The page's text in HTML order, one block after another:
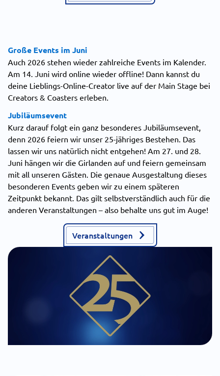
Große Events im Juni
Auch 2026 stehen wieder zahlreiche Events im Kalender.
Am 14. Juni wird online wieder offline! Dann kannst du
deine Lieblings-Online-Creator live auf der Main Stage bei
Creators & Coasters erleben.
Jubiläumsevent
Kurz darauf folgt ein ganz besonderes Jubiläumsevent,
denn 2026 feiern wir unser 25-jähriges Bestehen. Das
lassen wir uns natürlich nicht entgehen! Am 27. und 28.
Juni hängen wir die Girlanden auf und feiern gemeinsam
mit all unseren Gästen. Die genaue Ausgestaltung dieses
besonderen Events geben wir zu einem späteren
Zeitpunkt bekannt. Das gilt selbstverständlich auch für die
anderen Veranstaltungen – also behalte uns gut im Auge!
Veranstaltungen